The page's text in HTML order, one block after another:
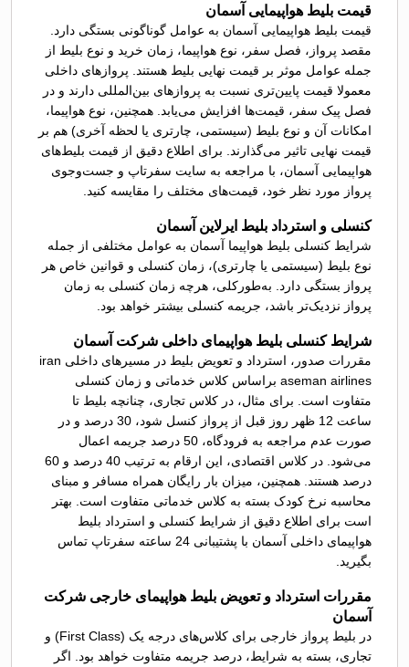
قیمت بلیط هواپیمایی آسمان
قیمت بلیط هواپیمایی آسمان به عوامل گوناگونی بستگی دارد.
مقصد پرواز، فصل سفر، نوع هواپیما، زمان خرید و نوع بلیط از
جمله عوامل موثر بر قیمت نهایی بلیط هستند. پروازهای داخلی
معمولا قیمت پایین‌تری نسبت به پروازهای بین‌المللی دارند و در
فصل پیک سفر، قیمت‌ها افزایش می‌یابد. همچنین، نوع هواپیما،
امکانات آن و نوع بلیط (سیستمی، چارتری یا لحظه آخری) هم بر
قیمت نهایی تاثیر می‌گذارند. برای اطلاع دقیق از قیمت بلیط‌های
هواپیمایی آسمان، با مراجعه به سایت‌ سفرتاپ و جست‌وجوی
پرواز مورد نظر خود، قیمت‌های مختلف را مقایسه کنید.
کنسلی و استرداد بلیط ایرلاین آسمان
شرایط کنسلی بلیط هواپیما آسمان به عوامل مختلفی از جمله
نوع بلیط (سیستمی یا چارتری)، زمان کنسلی و قوانین خاص هر
پرواز بستگی دارد. به‌طورکلی، هرچه زمان کنسلی به زمان
پرواز نزدیک‌تر باشد، جریمه کنسلی بیشتر خواهد بود.
شرایط کنسلی بلیط هواپیمای داخلی شرکت آسمان
مقررات صدور، استرداد و تعویض بلیط در مسیرهای داخلی iran
aseman airlines براساس کلاس خدماتی و زمان کنسلی
متفاوت است. برای مثال، در کلاس تجاری، چنانچه بلیط تا
ساعت 12 ظهر روز قبل از پرواز کنسل شود، 30 درصد و در
صورت عدم مراجعه به فرودگاه، 50 درصد جریمه اعمال
می‌شود. در کلاس اقتصادی، این ارقام به ترتیب 40 درصد و 60
درصد هستند. همچنین، میزان بار رایگان همراه مسافر و مبنای
محاسبه نرخ کودک بسته به کلاس خدماتی متفاوت است. بهتر
است برای اطلاع دقیق از شرایط کنسلی و استرداد بلیط
هواپیمای داخلی آسمان با پشتیبانی 24 ساعته سفرتاپ تماس
بگیرید.
مقررات استرداد و تعویض بلیط هواپیمای خارجی شرکت
آسمان
در بلیط پرواز خارجی برای کلاس‌های درجه یک (First Class) و
تجاری، بسته به شرایط، درصد جریمه متفاوت خواهد بود. اگر